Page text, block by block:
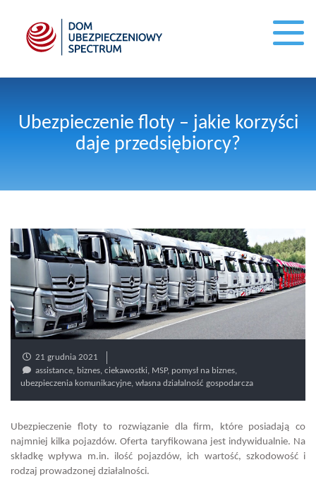
Ubezpieczenie floty – jakie korzyści
daje przedsiębiorcy?
21 grudnia 2021
assistance, biznes, ciekawostki, MSP, pomysł na biznes,
ubezpieczenia komunikacyjne, własna działalność gospodarcza
Ubezpieczenie floty to rozwiązanie dla firm, które posiadają co
najmniej kilka pojazdów. Oferta taryfikowana jest indywidualnie. Na
składkę wpływa m.in. ilość pojazdów, ich wartość, szkodowość i
rodzaj prowadzonej działalności.